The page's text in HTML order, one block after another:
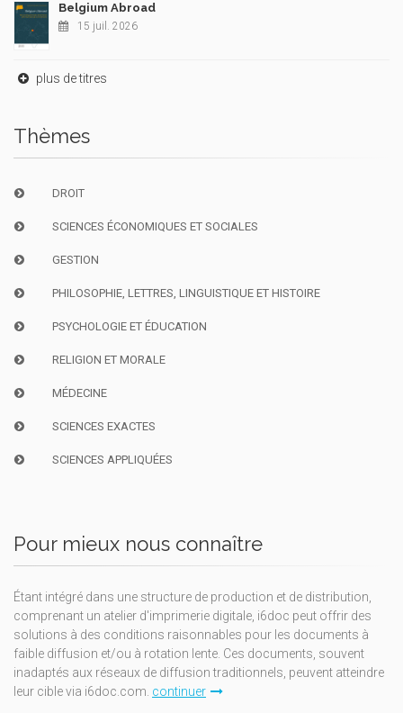
Belgium Abroad
15 juil. 2026
plus de titres
Thèmes
DROIT
SCIENCES ÉCONOMIQUES ET SOCIALES
GESTION
PHILOSOPHIE, LETTRES, LINGUISTIQUE ET HISTOIRE
PSYCHOLOGIE ET ÉDUCATION
RELIGION ET MORALE
MÉDECINE
SCIENCES EXACTES
SCIENCES APPLIQUÉES
Pour mieux nous connaître
Étant intégré dans une structure de production et de distribution,
comprenant un atelier d'imprimerie digitale, i6doc peut offrir des
solutions à des conditions raisonnables pour les documents à
faible diffusion et/ou à rotation lente. Ces documents, souvent
inadaptés aux réseaux de diffusion traditionnels, peuvent atteindre
leur cible via i6doc.com. continuer